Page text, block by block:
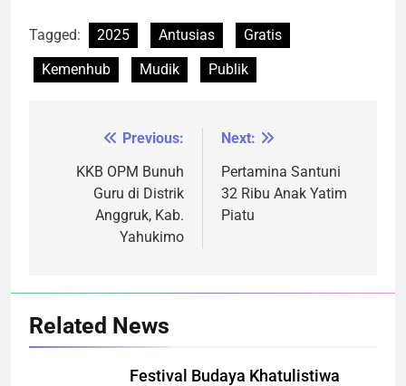
Tagged: 2025 Antusias
Gratis
Kemenhub
Mudik Publik
Navigasi
pos
Previous:
KKB OPM Bunuh
Guru di Distrik
Anggruk, Kab.
Yahukimo
Next:
Pertamina Santuni
32 Ribu Anak Yatim
Piatu
Related News
Festival Budaya Khatulistiwa